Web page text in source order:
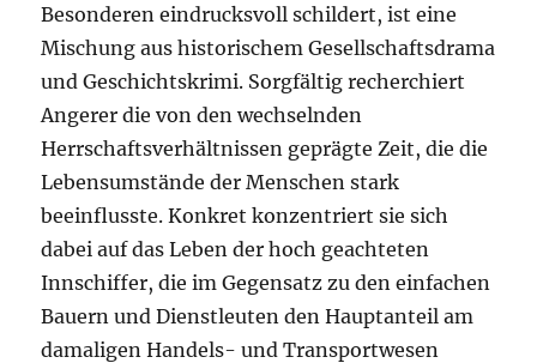
Besonderen eindrucksvoll schildert, ist eine
Mischung aus historischem Gesellschaftsdrama
und Geschichtskrimi. Sorgfältig recherchiert
Angerer die von den wechselnden
Herrschaftsverhältnissen geprägte Zeit, die die
Lebensumstände der Menschen stark
beeinflusste. Konkret konzentriert sie sich
dabei auf das Leben der hoch geachteten
Innschiffer, die im Gegensatz zu den einfachen
Bauern und Dienstleuten den Hauptanteil am
damaligen Handels- und Transportwesen